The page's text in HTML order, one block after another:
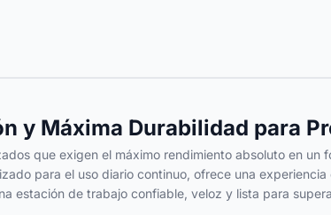
y Máxima Durabilidad para
que exigen el máximo rendimiento absoluto en
para el uso diario continuo, ofrece una
estación de trabajo confiable, veloz y lista para